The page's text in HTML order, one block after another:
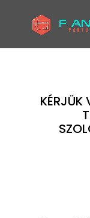
KÉRJÜK